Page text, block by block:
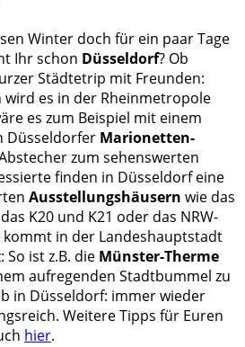
Winter doch für ein paar Tage
Ihr schon Düsseldorf? Ob
Städtetrip mit Freunden:
wird es in der Rheinmetropole
es zum Beispiel mit einem
Düsseldorfer Marionetten-
zum sehenswerten
finden in Düsseldorf eine
Ausstellungshäusern wie das
K20 und K21 oder das NRW-
kommt in der Landeshauptstadt
So ist z.B. die Münster-Therme
aufregenden Stadtbummel zu
in Düsseldorf: immer wieder
Weitere Tipps für Euren
hier.